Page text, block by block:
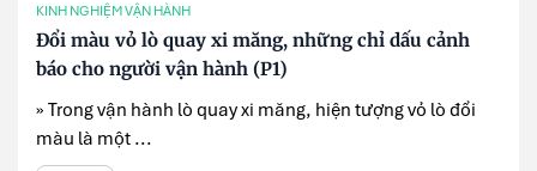
KINH NGHIỆM VẬN HÀNH
Đổi màu vỏ lò quay xi măng, những chỉ dấu cảnh
báo cho người vận hành (P1)
» Trong vận hành lò quay xi măng, hiện tượng vỏ lò đổi
màu là một ...